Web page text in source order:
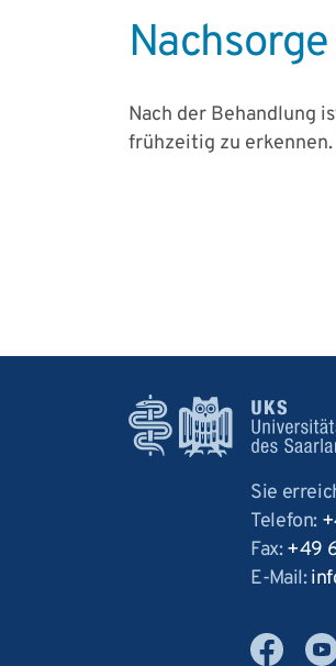
Nach der Behandlung
frühzeitig zu
Sie
Telefon:
Fax:+49
E-Mail: